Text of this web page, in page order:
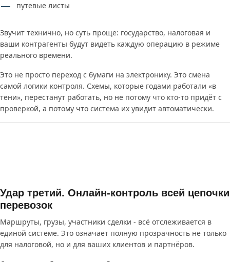
путевые листы
Звучит технично, но суть проще: государство, налоговая и
ваши контрагенты будут видеть каждую операцию в режиме
реального времени.
Это не просто переход с бумаги на электронику. Это смена
самой логики контроля. Схемы, которые годами работали «в
тени», перестанут работать, но не потому что кто-то придёт с
проверкой, а потому что система их увидит автоматически.
Удар третий. Онлайн-контроль всей цепочки
перевозок
Маршруты, грузы, участники сделки - всё отслеживается в
единой системе. Это означает полную прозрачность не только
для налоговой, но и для ваших клиентов и партнёров.